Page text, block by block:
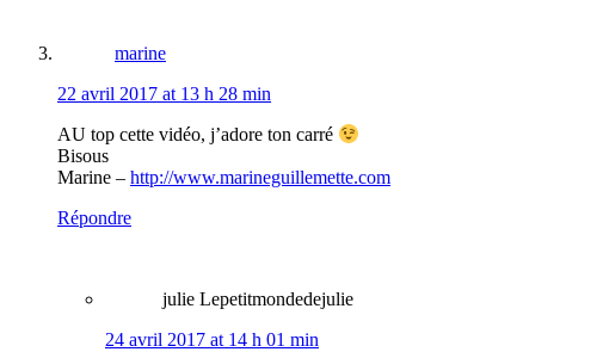
marine
22 avril 2017 at 13 h 28 min
AU top cette vidéo, j’adore ton carré
Bisous
Marine – http://www.marineguillemette.com
Répondre
julie Lepetitmondedejulie
24 avril 2017 at 14 h 01 min